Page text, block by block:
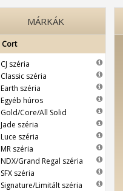
MÁRKÁK
Cort
CJ széria
Classic széria
Earth széria
Egyéb húros
Gold/Core/All Solid
Jade széria
Luce széria
MR széria
NDX/Grand Regal széria
SFX széria
Signature/Limitált széria